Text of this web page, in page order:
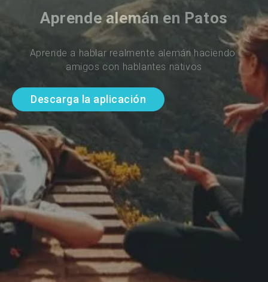
Aprende alemán en Patos
Aprende a hablar realmente alemán haciendo
amigos con hablantes nativos
Descarga la aplicación